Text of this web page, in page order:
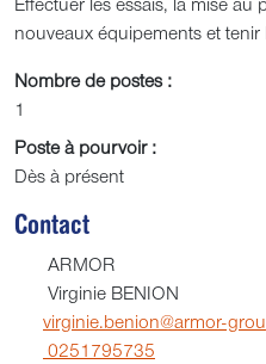
Effectuer les essais, la mise au
nouveaux équipements et tenir
Nombre de postes :
1
Poste à pourvoir :
Dès à présent
Contact
ARMOR
Virginie BENION
virginie.benion@armor-
0251795735